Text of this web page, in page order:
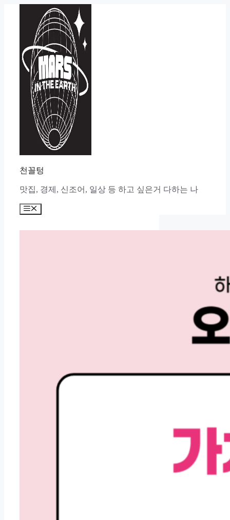
천꼴텅
맛집, 경제, 신조어, 일상 등 하고 싶은거 다하는 나
Menu